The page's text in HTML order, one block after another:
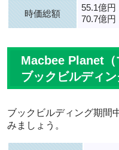
時価総額
55.1億円
70.7億円
Macbee Planet（
ブックビルディ
ブックビルディング期間
みましょう。